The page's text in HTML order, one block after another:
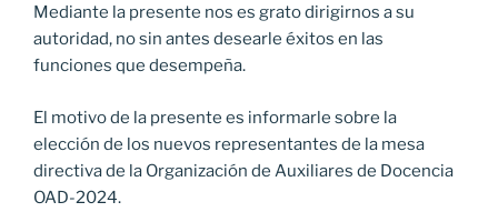
Mediante la presente nos es grato dirigirnos a su
autoridad, no sin antes desearle éxitos en las
funciones que desempeña.
El motivo de la presente es informarle sobre la
elección de los nuevos representantes de la mesa
directiva de la Organización de Auxiliares de Docencia
OAD-2024.